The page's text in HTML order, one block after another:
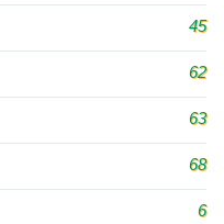
45
62
63
68
6